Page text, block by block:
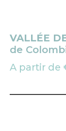
VALLÉE
de
A partir de